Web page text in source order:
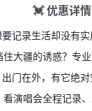
💓 优惠详情
记录生活却没有实
大疆的诱惑？专业
出门在外，有它绝对
演唱会全程记录、